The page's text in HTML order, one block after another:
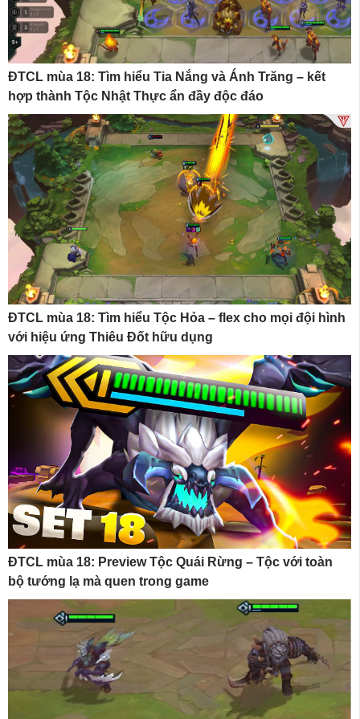
ĐTCL mùa 18: Tìm hiểu Tia Nắng và Ánh Trăng – kết
hợp thành Tộc Nhật Thực ẩn đầy độc đáo
ĐTCL mùa 18: Tìm hiểu Tộc Hỏa – flex cho mọi đội hình
với hiệu ứng Thiêu Đốt hữu dụng
ĐTCL mùa 18: Preview Tộc Quái Rừng – Tộc với toàn
bộ tướng lạ mà quen trong game